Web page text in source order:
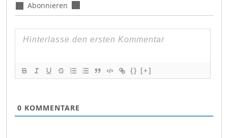
Abonnieren
{} [+]
0 KOMMENTARE